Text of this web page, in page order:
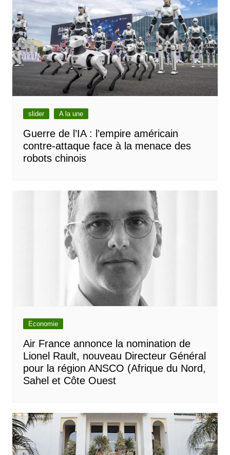
slider A la une
Guerre de l’IA : l’empire américain
contre-attaque face à la menace des
robots chinois
Economie
Air France annonce la nomination de
Lionel Rault, nouveau Directeur Général
pour la région ANSCO (Afrique du Nord,
Sahel et Côte Ouest